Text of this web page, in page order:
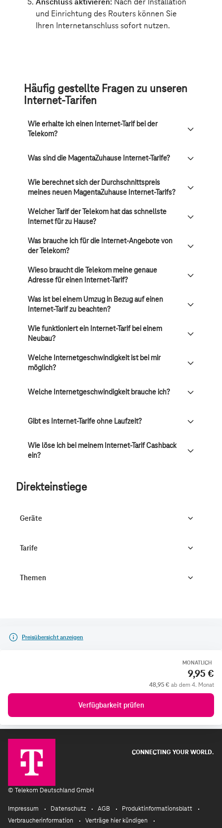
Häufig gestellte Fragen zu unseren
Internet-Tarifen
Wie erhalte ich einen Internet-Tarif bei der
Telekom?
Was sind die MagentaZuhause Internet-Tarife?
Wie berechnet sich der Durchschnittspreis
meines neuen MagentaZuhause Internet-Tarifs?
Welcher Tarif der Telekom hat das schnellste
Internet für zu Hause?
Was brauche ich für die Internet-Angebote von
der Telekom?
Wieso braucht die Telekom meine genaue
Adresse für einen Internet-Tarif?
Was ist bei einem Umzug in Bezug auf einen
Internet-Tarif zu beachten?
Wie funktioniert ein Internet-Tarif bei einem
Neubau?
Welche Internetgeschwindigkeit ist bei mir
möglich?
Welche Internetgeschwindigkeit brauche ich?
Gibt es Internet-Tarife ohne Laufzeit?
Wie löse ich bei meinem Internet-Tarif Cashback
ein?
Direkteinstiege
Geräte
Tarife
Themen
Preisübersicht anzeigen
MONATLICH
9,95 €
48,95 € ab dem 4. Monat
Verfügbarkeit prüfen
CONNECTING YOUR WORLD.
© Telekom Deutschland GmbH
Impressum Datenschutz AGB
Produktinformationsblatt
Verbraucherinformation
Verträge hier kündigen